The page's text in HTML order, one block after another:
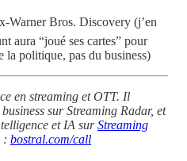
Warner Bros. Discovery (j’en
aura “joué ses cartes” pour
la politique, pas du business)
en streaming et OTT. Il
sur Streaming Radar, et
et IA surStreaming
: bostral.com/call